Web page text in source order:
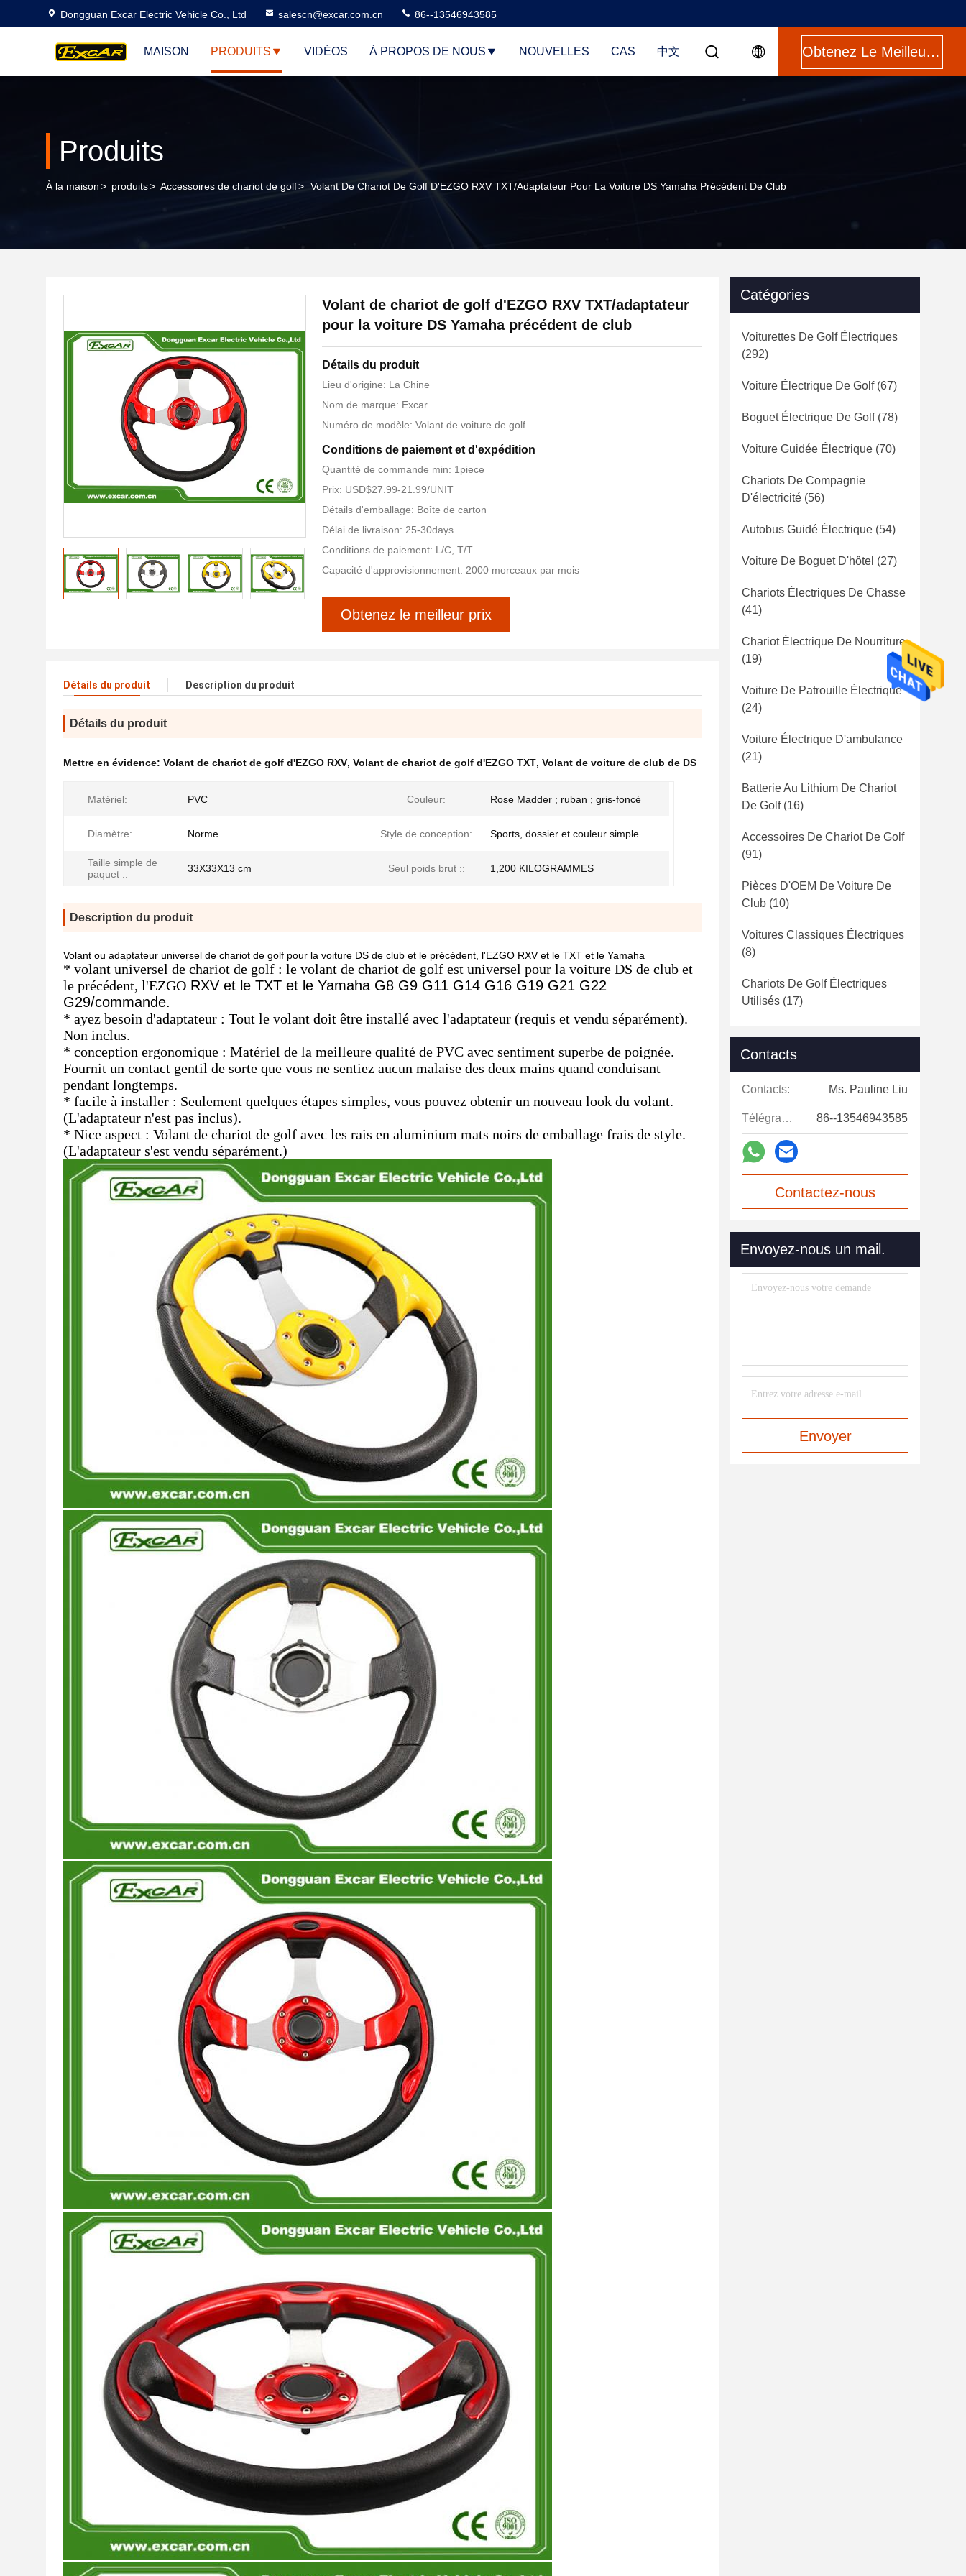
Dongguan Excar Electric Vehicle Co., Ltd salescn@excar.com.cn 86--13546943585
MAISON PRODUITS VIDÉOS À PROPOS DE NOUS NOUVELLES CAS 中文 Obtenez Le Meilleur Prix
Produits
À la maison> produits> Accessoires de chariot de golf> Volant De Chariot De Golf D'EZGO RXV TXT/adaptateur Pour La Voiture DS Yamaha Précédent De Club
Volant de chariot de golf d'EZGO RXV TXT/adaptateur
pour la voiture DS Yamaha précédent de club
Détails du produit
Lieu d'origine: La Chine
Nom de marque: Excar
Numéro de modèle: Volant de voiture de golf
Conditions de paiement et d'expédition
Quantité de commande min: 1piece
Prix: USD$27.99-21.99/UNIT
Détails d'emballage: Boîte de carton
Délai de livraison: 25-30days
Conditions de paiement: L/C, T/T
Capacité d'approvisionnement: 2000 morceaux par mois
Obtenez le meilleur prix
Détails du produit Description du produit
Détails du produit
Mettre en évidence: Volant de chariot de golf d'EZGO RXV, Volant de chariot de golf d'EZGO TXT, Volant de voiture de club de DS
Matériel: PVC Couleur: Rose Madder ; ruban ; gris-foncé
Diamètre: Norme Style de conception: Sports, dossier et couleur simple
Taille simple de
paquet ::
33X33X13 cm Seul poids brut :: 1,200 KILOGRAMMES
Description du produit
Volant ou adaptateur universel de chariot de golf pour la voiture DS de club et le précédent, l'EZGO RXV et le TXT et le Yamaha
* volant universel de chariot de golf : le volant de chariot de golf est universel pour la voiture DS de club et
le précédent, l'EZGO RXV et le TXT et le Yamaha G8 G9 G11 G14 G16 G19 G21 G22
G29/commande.
* ayez besoin d'adaptateur : Tout le volant doit être installé avec l'adaptateur (requis et vendu séparément).
Non inclus.
* conception ergonomique : Matériel de la meilleure qualité de PVC avec sentiment superbe de poignée.
Fournit un contact gentil de sorte que vous ne sentiez aucun malaise des deux mains quand conduisant
pendant longtemps.
* facile à installer : Seulement quelques étapes simples, vous pouvez obtenir un nouveau look du volant.
(L'adaptateur n'est pas inclus).
* Nice aspect : Volant de chariot de golf avec les rais en aluminium mats noirs de emballage frais de style.
(L'adaptateur s'est vendu séparément.)
Catégories
Voiturettes De Golf Électriques
(292)
Voiture Électrique De Golf(67)
Boguet Électrique De Golf(78)
Voiture Guidée Électrique (70)
Chariots De Compagnie
D'électricité (56)
Autobus Guidé Électrique (54)
Voiture De Boguet D'hôtel (27)
Chariots Électriques De Chasse
(41)
Chariot Électrique De Nourriture
(19)
Voiture De Patrouille Électrique
(24)
Voiture Électrique D'ambulance
(21)
Batterie Au Lithium De Chariot
De Golf(16)
Accessoires De Chariot De Golf
(91)
Pièces D'OEM De Voiture De
Club (10)
Voitures Classiques Électriques
(8)
Chariots De Golf Électriques
Utilisés (17)
Contacts
Contacts: Ms. Pauline Liu
Télégramme: 86--13546943585
Contactez-nous
Envoyez-nous un mail.
Envoyer